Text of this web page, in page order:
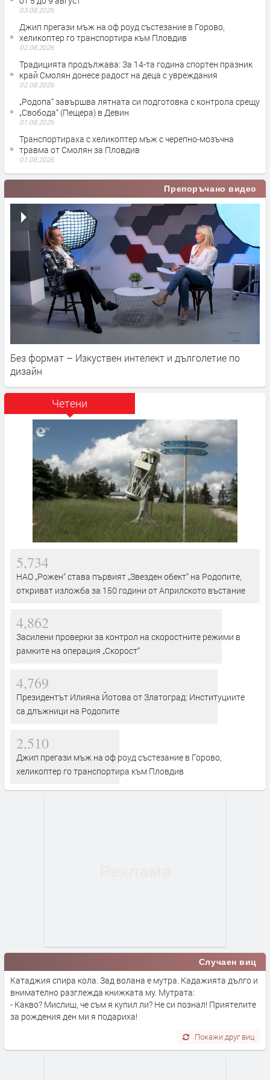
03.08.2026
Джип прегази мъж на оф роуд състезание в Горово,
хеликоптер го транспортира към Пловдив
02.08.2026
Традицията продължава: За 14-та година спортен празник
край Смолян донесе радост на деца с увреждания
02.08.2026
„Родопа“ завършва лятната си подготовка с контрола срещу
„Свобода“ (Пещера) в Девин
01.08.2026
Транспортираха с хеликоптер мъж с черепно-мозъчна
травма от Смолян за Пловдив
01.08.2026
Препоръчано видео
Без формат – Изкуствен интелект и дълголетие по
дизайн
Четени
5,734
НАО „Рожен“ става първият „Звезден обект“ на Родопите,
откриват изложба за 150 години от Априлското въстание
4,862
Засилени проверки за контрол на скоростните режими в
рамките на операция „Скорост“
4,769
Президентът Илияна Йотова от Златоград: Институциите
са длъжници на Родопите
2,510
Джип прегази мъж на оф роуд състезание в Горово,
хеликоптер го транспортира към Пловдив
Случаен виц
Катаджия спира кола. Зад волана е мутра. Кадажията дълго и
внимателно разглежда книжката му. Мутрата:
- Какво? Мислиш, че съм я купил ли? Не си познал! Приятелите
за рождения ден ми я подариха!
Покажи друг виц